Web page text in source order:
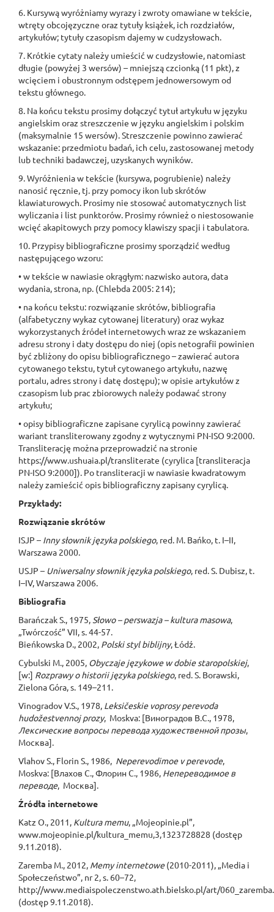
6. Kursywą wyróżniamy wyrazy i zwroty omawiane w tekście,
wtręty obcojęzyczne oraz tytuły książek, ich rozdziałów,
artykułów; tytuły czasopism dajemy w cudzysłowach.
7. Krótkie cytaty należy umieścić w cudzysłowie, natomiast
długie (powyżej 3 wersów) – mniejszą czcionką (11 pkt), z
wcięciem i obustronnym odstępem jednowersowym od
tekstu głównego.
8. Na końcu tekstu prosimy dołączyć tytuł artykułu w języku
angielskim oraz streszczenie w języku angielskim i polskim
(maksymalnie 15 wersów). Streszczenie powinno zawierać
wskazanie: przedmiotu badań, ich celu, zastosowanej metody
lub techniki badawczej, uzyskanych wyników.
9. Wyróżnienia w tekście (kursywa, pogrubienie) należy
nanosić ręcznie, tj. przy pomocy ikon lub skrótów
klawiaturowych. Prosimy nie stosować automatycznych list
wyliczania i list punktorów. Prosimy również o niestosowanie
wcięć akapitowych przy pomocy klawiszy spacji i tabulatora.
10. Przypisy bibliograficzne prosimy sporządzić według
następującego wzoru:
• w tekście w nawiasie okrągłym: nazwisko autora, data
wydania, strona, np. (Chlebda 2005: 214);
• na końcu tekstu: rozwiązanie skrótów, bibliografia
(alfabetyczny wykaz cytowanej literatury) oraz wykaz
wykorzystanych źródeł internetowych wraz ze wskazaniem
adresu strony i daty dostępu do niej (opis netografii powinien
być zbliżony do opisu bibliograficznego – zawierać autora
cytowanego tekstu, tytuł cytowanego artykułu, nazwę
portalu, adres strony i datę dostępu); w opisie artykułów z
czasopism lub prac zbiorowych należy podawać strony
artykułu;
• opisy bibliograficzne zapisane cyrylicą powinny zawierać
wariant transliterowany zgodny z wytycznymi PN-ISO 9:2000.
Transliterację można przeprowadzić na stronie
https://www.ushuaia.pl/transliterate (cyrylica [transliteracja
PN-ISO 9:2000]). Po transliteracji w nawiasie kwadratowym
należy zamieścić opis bibliograficzny zapisany cyrylicą.
Przykłady:
Rozwiązanie skrótów
ISJP – Inny słownik języka polskiego, red. M. Bańko, t. I–II,
Warszawa 2000.
USJP – Uniwersalny słownik języka polskiego, red. S. Dubisz, t.
I–IV, Warszawa 2006.
Bibliografia
Barańczak S., 1975, Słowo – perswazja – kultura masowa,
„Twórczość” VII, s. 44-57.
Bieńkowska D., 2002, Polski styl biblijny, Łódź.
Cybulski M., 2005, Obyczaje językowe w dobie staropolskiej,
[w:] Rozprawy o historii języka polskiego, red. S. Borawski,
Zielona Góra, s. 149–211.
Vinogradov V.S., 1978, Leksičeskie voprosy perevoda
hudožestvennoj prozy, Moskva: [Виноградов В.С., 1978,
Лексические вопросы перевода художественной прозы,
Москва].
Vlahov S., Florin S., 1986, Neperevodimoe v perevode,
Moskva: [Влахов С., Флорин С., 1986, Непереводимое в
переводе, Москва].
Źródła internetowe
Katz O., 2011, Kultura memu, „Mojeopinie.pl”,
www.mojeopinie.pl/kultura_memu,3,1323728828 (dostęp
9.11.2018).
Zaremba M., 2012, Memy internetowe(2010-2011), „Media i
Społeczeństwo”, nr 2, s. 60–72,
http://www.mediaispoleczenstwo.ath.bielsko.pl/art/
(dostęp 9.11.2018).